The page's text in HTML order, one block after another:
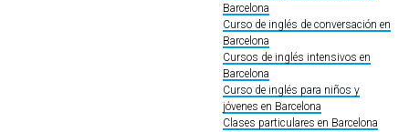
Barcelona
Curso de inglés de conversación en
Barcelona
Cursos de inglés intensivos en
Barcelona
Curso de inglés para niños y
jóvenes en Barcelona
Clases particulares en Barcelona